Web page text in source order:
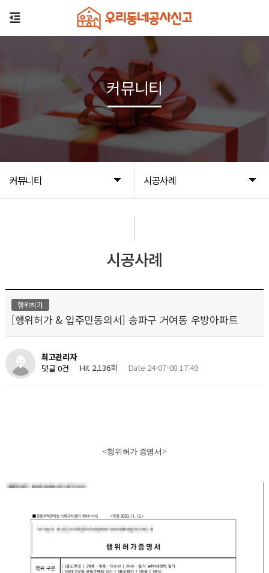
커뮤니티 시공사례
커뮤니티
시공사례
행위허가
[행위허가 & 입주민동의서] 송파구 거여동 우방아파트
최고관리자
댓글 0건
Hit 2,136회 Date 24-07-08 17:49
<행위허가 증명서>